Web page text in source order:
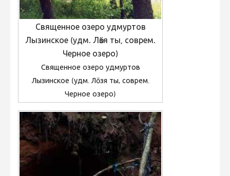
Священное озеро удмуртов
Лызинское (удм. Лӧзя ты, соврем.
Черное озеро)
Священное озеро удмуртов
Лызинское (удм. Лӧзя ты, соврем.
Черное озеро)